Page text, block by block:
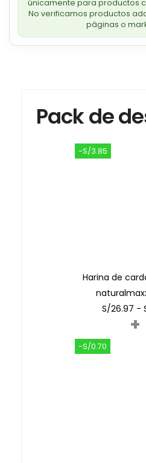
únicamente para productos
No verificamos productos
páginas o
Pack de
-S/3.85
Harina de
S/26.97 -
+
-S/0.70